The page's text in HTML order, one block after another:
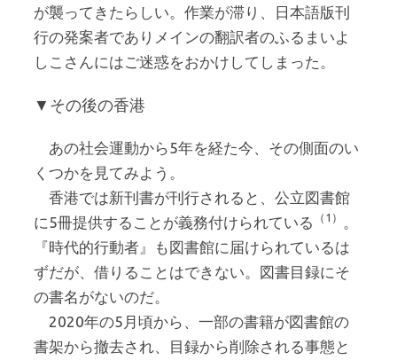
が襲ってきたらしい。作業が滞り、日本語版刊
行の発案者でありメインの翻訳者のふるまいよ
しこさんにはご迷惑をおかけしてしまった。
▼その後の香港
あの社会運動から5年を経た今、その側面のい
くつかを見てみよう。
香港では新刊書が刊行されると、公立図書館
に5冊提供することが義務付けられている
（1）
『時代的行動者』も図書館に届けられているは
ずだが、借りることはできない。図書目録にそ
の書名がないのだ。
2020年の5月頃から、一部の書籍が図書館の
書架から撤去され、目録から削除される事態と